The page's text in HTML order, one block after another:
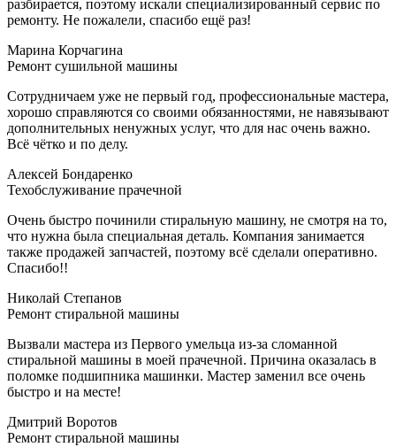
разбирается, поэтому искали специализированный сервис по
ремонту. Не пожалели, спасибо ещё раз!
Марина Корчагина
Ремонт сушильной машины
Сотрудничаем уже не первый год, профессиональные мастера,
хорошо справляются со своими обязанностями, не навязывают
дополнительных ненужных услуг, что для нас очень важно.
Всё чётко и по делу.
Алексей Бондаренко
Техобслуживание прачечной
Очень быстро починили стиральную машину, не смотря на то,
что нужна была специальная деталь. Компания занимается
также продажей запчастей, поэтому всё сделали оперативно.
Спасибо!!
Николай Cтепанов
Ремонт стиральной машины
Вызвали мастера из Первого умельца из-за сломанной
стиральной машины в моей прачечной. Причина оказалась в
поломке подшипника машинки. Мастер заменил все очень
быстро и на месте!
Дмитрий Воротов
Ремонт стиральной машины